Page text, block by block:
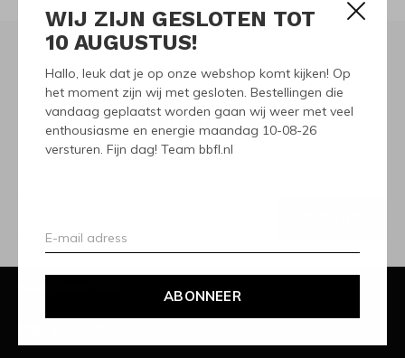
WIJ ZIJN GESLOTEN TOT
10 AUGUSTUS!
Hallo, leuk dat je op onze webshop komt kijken! Op
het moment zijn wij met gesloten. Bestellingen die
vandaag geplaatst worden gaan wij weer met veel
enthousiasme en energie maandag 10-08-26
versturen. Fijn dag! Team bbfl.nl
ABONNEER
Meld je aan voor onze
nieuwsbrief
Ontvang de nieuwste aanbiedingen en promoties